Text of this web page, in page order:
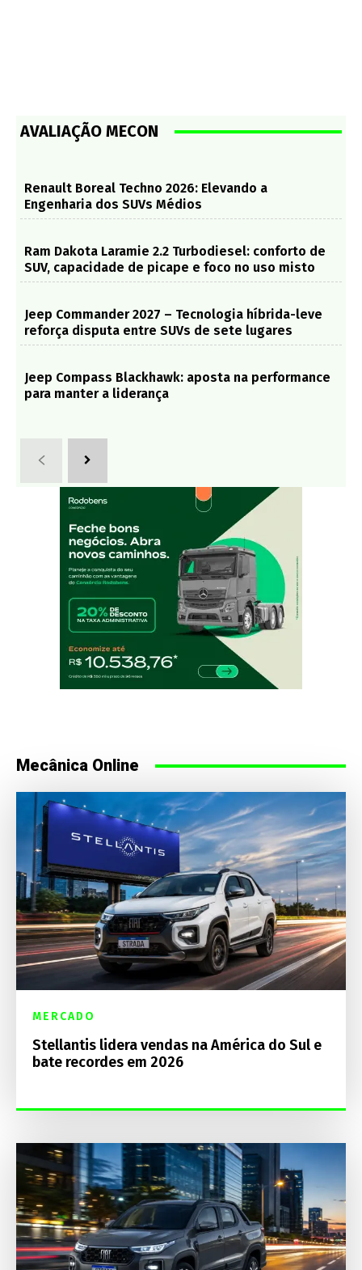
AVALIAÇÃO MECON
Renault Boreal Techno 2026: Elevando a
Engenharia dos SUVs Médios
Ram Dakota Laramie 2.2 Turbodiesel: conforto de
SUV, capacidade de picape e foco no uso misto
Jeep Commander 2027 – Tecnologia híbrida-leve
reforça disputa entre SUVs de sete lugares
Jeep Compass Blackhawk: aposta na performance
para manter a liderança
Mecânica Online
MERCADO
Stellantis lidera vendas na América do Sul e
bate recordes em 2026